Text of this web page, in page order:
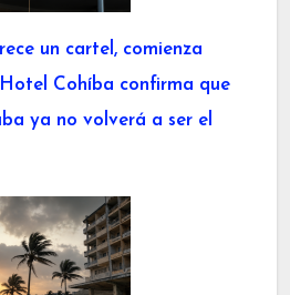
un cartel, comienza
Cohíba confirma que
ya no volverá a ser el